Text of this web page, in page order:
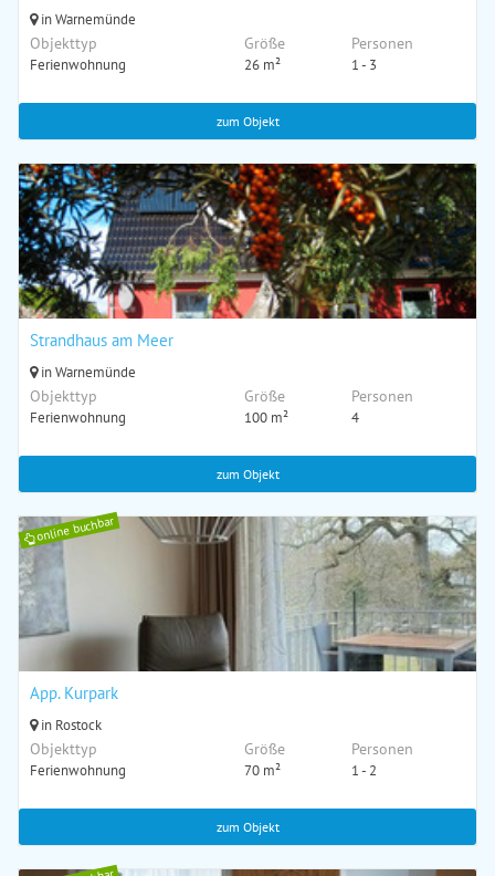
in Warnemünde
Objekttyp
Ferienwohnung
Größe
26 m²
Personen
1 - 3
zum Objekt
Strandhaus am Meer
in Warnemünde
Objekttyp
Ferienwohnung
Größe
100 m²
Personen
4
zum Objekt
online buchbar
App. Kurpark
in Rostock
Objekttyp
Ferienwohnung
Größe
70 m²
Personen
1 - 2
zum Objekt